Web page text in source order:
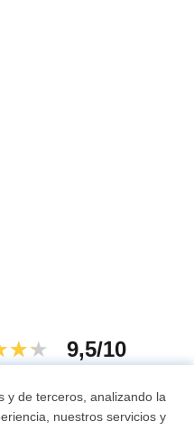
9,5/10
y de terceros, analizando la
nuestros servicios y